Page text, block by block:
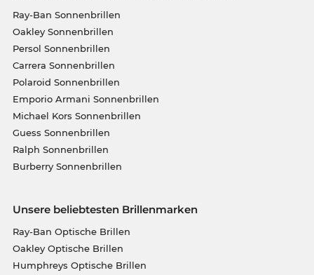
Ray-Ban Sonnenbrillen
Oakley Sonnenbrillen
Persol Sonnenbrillen
Carrera Sonnenbrillen
Polaroid Sonnenbrillen
Emporio Armani Sonnenbrillen
Michael Kors Sonnenbrillen
Guess Sonnenbrillen
Ralph Sonnenbrillen
Burberry Sonnenbrillen
Unsere beliebtesten Brillenmarken
Ray-Ban Optische Brillen
Oakley Optische Brillen
Humphreys Optische Brillen